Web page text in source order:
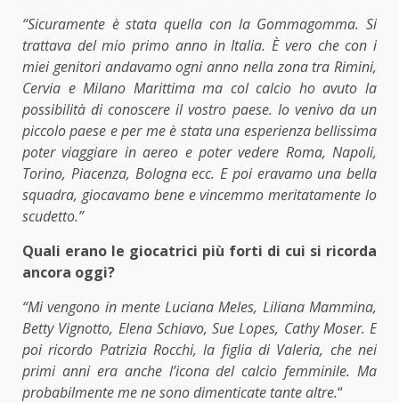
“Sicuramente è stata quella con la Gommagomma. Si
trattava del mio primo anno in Italia. È vero che con i
miei genitori andavamo ogni anno nella zona tra Rimini,
Cervia e Milano Marittima ma col calcio ho avuto la
possibilità di conoscere il vostro paese. Io venivo da un
piccolo paese e per me è stata una esperienza bellissima
poter viaggiare in aereo e poter vedere Roma, Napoli,
Torino, Piacenza, Bologna ecc. E poi eravamo una bella
squadra, giocavamo bene e vincemmo meritatamente lo
scudetto.”
Quali erano le giocatrici più forti di cui si ricorda
ancora oggi?
“Mi vengono in mente Luciana Meles, Liliana Mammina,
Betty Vignotto, Elena Schiavo, Sue Lopes, Cathy Moser. E
poi ricordo Patrizia Rocchi, la figlia di Valeria, che nei
primi anni era anche l’icona del calcio femminile. Ma
probabilmente me ne sono dimenticate tante altre.“